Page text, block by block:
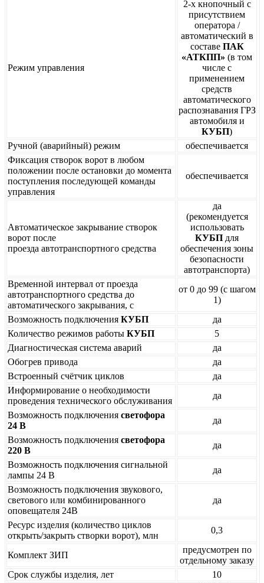
Режим управления
2-х кнопочный с
присутствием
оператора /
автоматический в
составе ПАК
«АТКПП» (в том
числе с
применением
средств
автоматического
распознавания ГРЗ
автомобиля и
КУБП)
Ручной (аварийный) режим
обеспечивается
Фиксация створок ворот в любом
положении после остановки до момента
поступления последующей команды
управления
обеспечивается
Автоматическое закрывание створок
ворот после
проезда автотранспортного средства
да
(рекомендуется
использовать
КУБП для
обеспечения зоны
безопасности
автотранспорта)
Временной интервал от проезда
автотранспортного средства до
автоматического закрывания, с
от 0 до 99 (с шагом
1)
Возможность подключения КУБП
да
Количество режимов работы КУБП
5
Диагностическая система аварий
да
Обогрев привода
да
Встроенный счётчик циклов
да
Информирование о необходимости
проведения технического обслуживания
да
Возможность подключения светофора
24 В
да
Возможность подключения светофора
220 В
да
Возможность подключения сигнальной
лампы 24 В
да
Возможность подключения звукового,
светового или комбинированного
оповещателя 24В
да
Ресурс изделия (количество циклов
открыть/закрыть створки ворот), млн
0,3
Комплект ЗИП
предусмотрен по
отдельному заказу
Срок службы изделия, лет
10